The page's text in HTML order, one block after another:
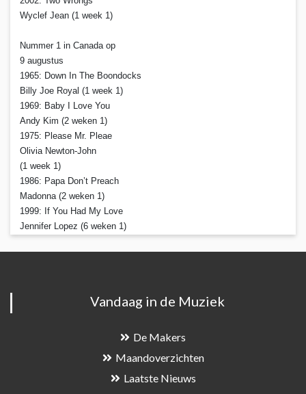
Wyclef Jean (1 week 1)
Nummer 1 in Canada op
9 augustus
1965: Down In The Boondocks
Billy Joe Royal (1 week 1)
1969: Baby I Love You
Andy Kim (2 weken 1)
1975: Please Mr. Pleae
Olivia Newton-John
(1 week 1)
1986: Papa Don’t Preach
Madonna (2 weken 1)
1999: If You Had My Love
Jennifer Lopez (6 weken 1)
Vandaag in de Muziek
De Makers
Maandoverzichten
Laatste Nieuws